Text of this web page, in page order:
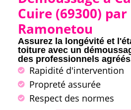
Cuire (69300) par
Ramonetou
Assurez la longévité et
toiture avec un
des professionnels
Rapidité d'intervention
Propreté assurée
Respect des normes